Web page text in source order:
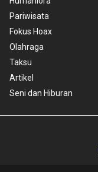
Pariwisata
Fokus Hoax
Olahraga
Taksu
Artikel
Seni dan Hiburan